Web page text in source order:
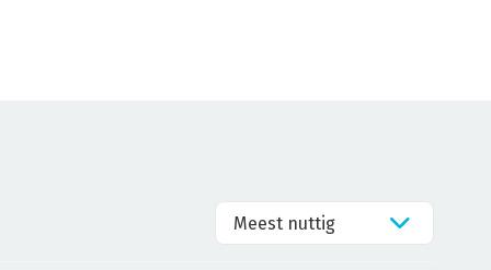
Meest nuttig